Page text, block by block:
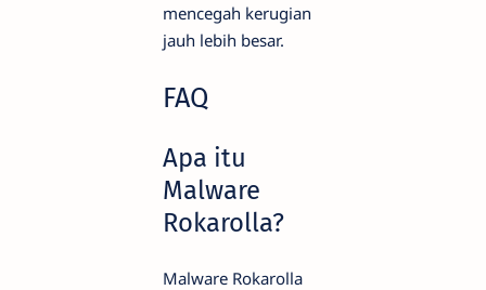
mencegah kerugian
jauh lebih besar.
FAQ
Apa itu
Malware
Rokarolla?
Malware Rokarolla